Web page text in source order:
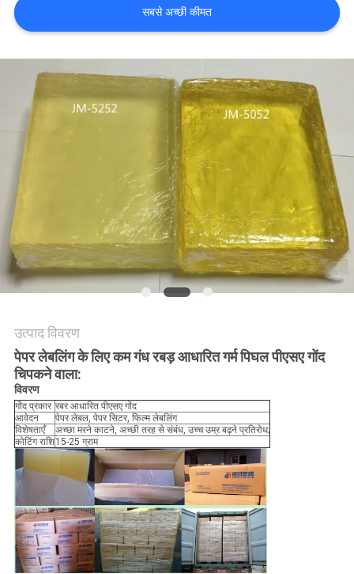
मामले
एक
उद्धरण
का
अनुरोध
करें
साइटमैप
गोपनीयता
नीति
सबसे अच्छी कीमत
उत्पाद विवरण
पेपर लेबलिंग के लिए कम गंध रबड़ आधारित गर्म पिघल पीएसए गोंद
चिपकने वाला:
विवरण
गोंद प्रकार रबर आधारित पीएसए गोंद
आवेदन
पेपर लेबल, पेपर सिटर, फिल्म लेबलिंग
विशेषताएँ
अच्छा मरने काटने, अच्छी तरह से संबंध, उच्च उम्र बढ़ने प्रतिरोध;
कोटिंग राशि15-25 ग्राम